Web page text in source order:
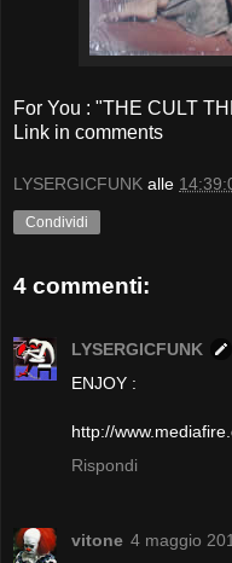
For You : "THE CULT
Link in comments
LYSERGICFUNK alle
Condividi
4 commenti:
LYSERGICFUNK
ENJOY :
http://
Rispondi
vitone 4 maggio